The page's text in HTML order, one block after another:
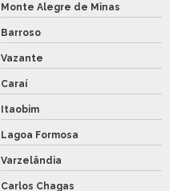
Monte Alegre de Minas
Barroso
Vazante
Caraí
Itaobim
Lagoa Formosa
Varzelândia
Carlos Chagas